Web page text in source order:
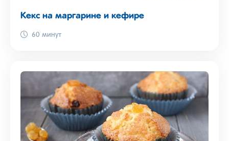
Кекс на маргарине и кефире
60 минут